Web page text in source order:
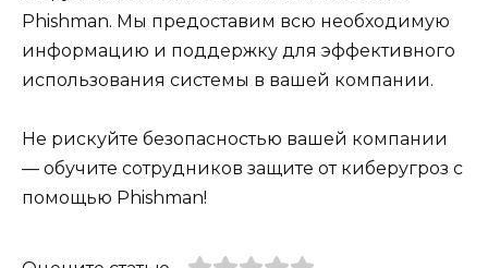
Phishman. Мы предоставим всю необходимую
информацию и поддержку для эффективного
использования системы в вашей компании.
Не рискуйте безопасностью вашей компании
— обучите сотрудников защите от киберугроз с
помощью Phishman!